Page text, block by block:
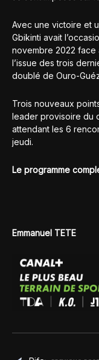
Avec une victoire et
Gbikinti avait
novembre 2022 face
l’issue des trois
doublé de Ouro-
Trois nouveaux
leader provisoire du
attendant les 6
jeudi.
Le programme
Emmanuel TETE